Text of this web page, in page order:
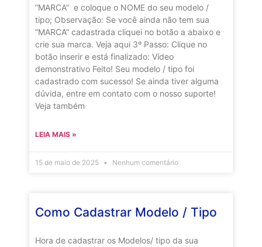
“MARCA” e coloque o NOME do seu modelo /
tipo; Observação: Se você ainda não tem sua
“MARCA” cadastrada cliquei no botão a abaixo e
crie sua marca. Veja aqui 3º Passo: Clique no
botão inserir e está finalizado: Vídeo
demonstrativo Feito! Seu modelo / tipo foi
cadastrado com sucesso! Se ainda tiver alguma
dúvida, entre em contato com o nosso suporte!
Veja também
LEIA MAIS »
15 de maio de 2025 Nenhum comentário
Como Cadastrar Modelo / Tipo
Hora de cadastrar os Modelos/ tipo da sua